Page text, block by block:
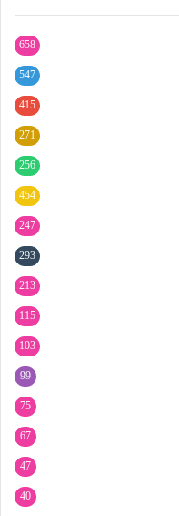
658
547
415
271
256
454
247
293
213
115
103
99
75
67
47
40